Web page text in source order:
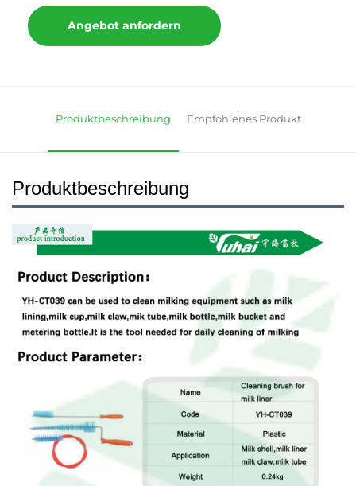
Angebot anfordern
Produktbeschreibung Empfohlenes Produkt
Produktbeschreibung